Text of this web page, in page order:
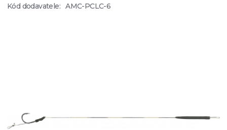
Kód dodavatele:AMC-PCLC-6